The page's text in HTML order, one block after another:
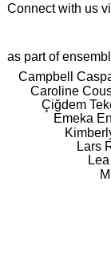
Connect with us
as part of
Campbell
Caroline
Çiğdem
Emeka
Lars